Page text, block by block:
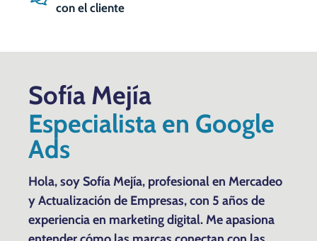
con el cliente
Sofía Mejía
Especialista en Google
Ads
Hola, soy Sofía Mejía, profesional en Mercadeo
y Actualización de Empresas, con 5 años de
experiencia en marketing digital. Me apasiona